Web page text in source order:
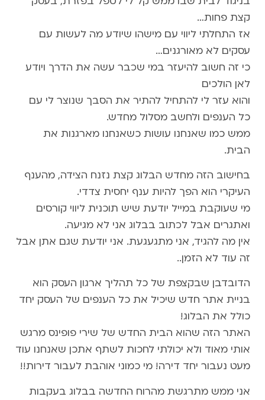
קצת פחות…
אז התחלתי ליווי עם מישהו שיודע מה לעשות עם
עסקים לא מאורגנים…
כי זה חשוב להיעזר במי שכבר עשה את הדרך ויודע
לאן הולכים
והוא עזר לי להתחיל להתיר את הסבך שנוצר לי עם
כל הענפים ולחשב מסלול מחדש.
ממש כמו שאנחנו עושות כשאנחנו מארגנות את
הבית.
בחישוב הזה מחדש הבלוג קצת נזנח הצידה, מהענף
העיקרי הוא הפך להיות ענף יחסית צדדי.
מי שעוקבת במייל יודעת שיש תוכנית ליווי קורסים
ואתגרים אבל לכתוב בבלוג אני לא מגיעה.
אין מה להגיד, אני מתגעגעת. אני יודעת שגם אתן אבל
זה עוד לא הזמן..
הדובדבן שבקצפת של כל תהליך ארגון העסק הוא
בניית אתר חדש שיכיל את כל הענפים של העסק יחד
כולל את הבלוג!
האתר הזה שהוא הבית החדש של שירי פופינס מרגש
אותי מאוד ולא יכולתי לחכות לשתף אתכן שאנחנו עוד
מעט נעבור יחד דירה! מי כמוני אוהבת לעבור דירות!!
אני ממש מתרגשת מהרוח החדשה בבלוג בעקבות